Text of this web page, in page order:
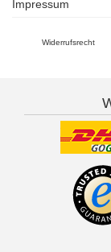
Impressum
Widerrufsrecht